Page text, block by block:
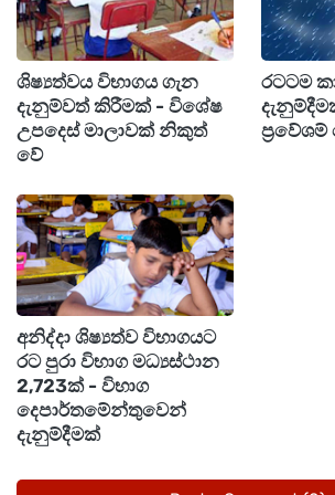
2018 වසරේදී ඔහුගේ පියා වෙඩි
කෙරුණා.
ඔහුගේ පියාගේ ඝාතනය
ගනේමුල්ල සංජීවට සහ සමන් රෝහිත
හෙවත් පස් පොඩ්ඩාටයි.
පසුව කෙහෙල්බද්දර ඩුබායි වෙත
සිට ඝාතන රැසක් මෙහෙයවා තිබුණා.
එ අනුව, කෙහෙල්බද්දර පද්මේ සහ
සලින්ත සම්බන්ධයෙන් මෑතකදී
ශිෂ්‍යත්වය විභාගය ගැන
දැනුම්වත් කිරීමක් - විශේෂ
උපදෙස් මාලාවක් නිකුත්
වේ
රටටම
අනිද්දා ශිෂ්‍යත්ව විභාගයට
රට පුරා විභාග මධ්‍යස්ථාන
2,723ක් - විභාග
දෙපාර්තමේන්තුවෙන්
දැනුම්දීමක්